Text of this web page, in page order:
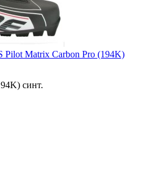
Matrix Carbon Pro (194K)
синт.